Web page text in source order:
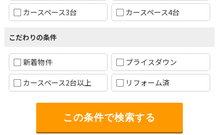
カースペース3台
カースペース4台
こだわりの条件
新着物件
プライスダウン
カースペース2台以上
リフォーム済